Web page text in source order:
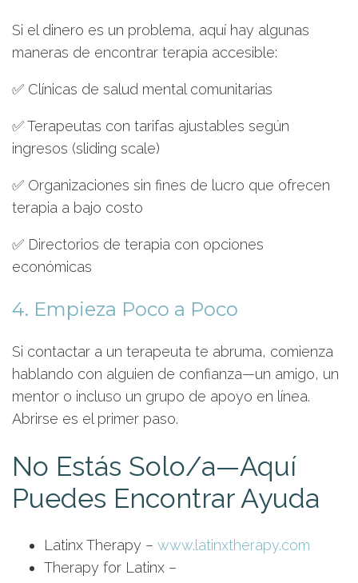
Si el dinero es un problema, aquí hay algunas
maneras de encontrar terapia accesible:
✅ Clínicas de salud mental comunitarias
✅ Terapeutas con tarifas ajustables según
ingresos (sliding scale)
✅ Organizaciones sin fines de lucro que ofrecen
terapia a bajo costo
✅ Directorios de terapia con opciones
económicas
4. Empieza Poco a Poco
Si contactar a un terapeuta te abruma, comienza
hablando con alguien de confianza—un amigo, un
mentor o incluso un grupo de apoyo en línea.
Abrirse es el primer paso.
No Estás Solo/a—Aquí
Puedes Encontrar Ayuda
Latinx Therapy – www.latinxtherapy.com
Therapy for Latinx –